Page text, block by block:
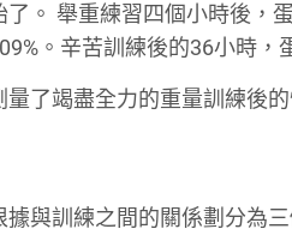
。 舉重練習四個小時後，
。辛苦訓練後的36小時
量了竭盡全力的重量訓練後
據與訓練之間的關係劃分為